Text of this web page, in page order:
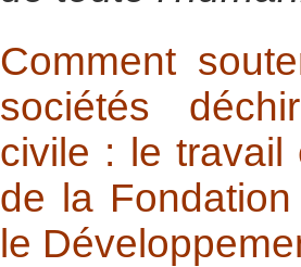
Comment
sociétés
civile : le travail
de la
le